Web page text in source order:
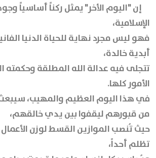
إن "اليوم الأخر" يمثل ركناً أساسياً
الإسلامية،
فهو ليس مجرد نهاية للحياة الدنيا
أبدية خالدة،
تتجلى فيه عدالة الله المطلقة وحكمته
الأمور كلها.
في هذا اليوم العظيم والمهيب،
من قبورهم ليقفوا بين يدي خالقهم،
حيث تُنصب الموازين القسط لوزن الأعمال
تظلم أحداً،